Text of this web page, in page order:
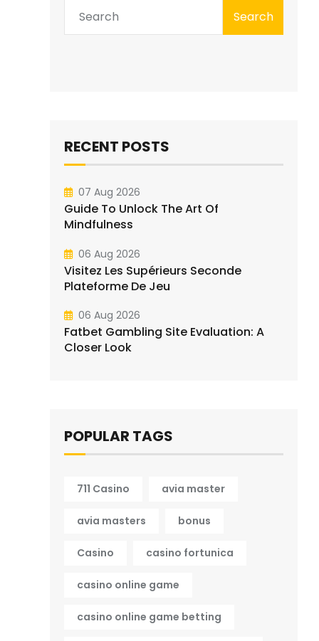
Search
RECENT POSTS
07 Aug 2026
Guide To Unlock The Art Of
Mindfulness
06 Aug 2026
Visitez Les Supérieurs Seconde
Plateforme De Jeu
06 Aug 2026
Fatbet Gambling Site Evaluation: A
Closer Look
POPULAR TAGS
711 Casino avia master
avia masters bonus
Casino casino fortunica
casino online game
casino online game betting